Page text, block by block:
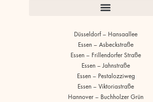
Düsseldorf – Hansaallee
Essen – Asbeckstraße
Essen – Frillendorfer Straße
Essen – Jahnstraße
Essen – Pestalozziweg
Essen – Viktoriastraße
Hannover – Buchholzer Grün